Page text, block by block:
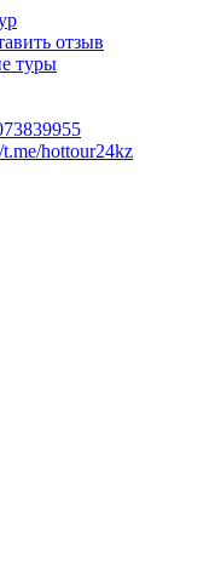
туры